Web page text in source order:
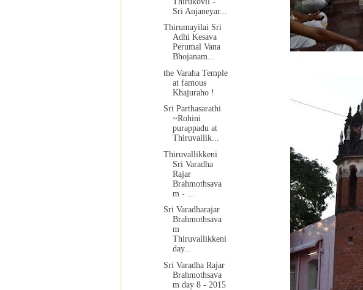
Sri Anjaneyar...
Thirumayilai Sri
Adhi Kesava
Perumal Vana
Bhojanam...
the Varaha Temple
at famous
Khajuraho !
Sri Parthasarathi
~Rohini
purappadu at
Thiruvallik...
Thiruvallikkeni
Sri Varadha
Rajar
Brahmothsava
m - ...
Sri Varadharajar
Brahmothsava
m
Thiruvallikkeni
day...
Sri Varadha Rajar
Brahmothsava
m day 8 - 2015